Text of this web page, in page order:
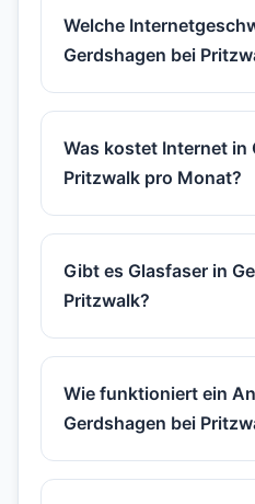
Welche
Gerdshagen bei
Was kostet Internet in
Pritzwalk pro Monat?
Gibt es Glasfaser in
Pritzwalk?
Wie funktioniert ein
Gerdshagen bei